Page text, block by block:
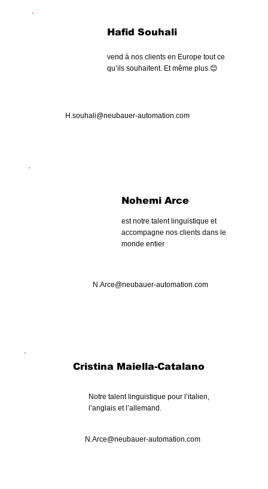
Nohemi Arce
est notre talent linguistique et
accompagne nos clients dans le
monde entier
N.Arce@neubauer-automation.com
Cristina Maiella-Catalano
Notre talent linguistique pour l’italien,
l’anglais et l’allemand.
N.Arce@neubauer-automation.com
Hafid Souhali
vend à nos clients en Europe tout ce
qu’ils souhaitent. Et même plus.😊
H.souhali@neubauer-automation.com